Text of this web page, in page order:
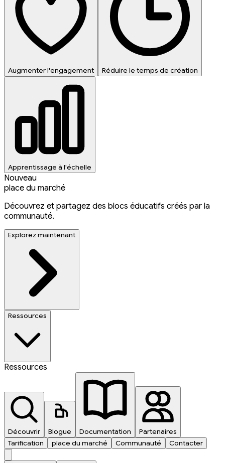
Augmenter l'engagement Réduire le temps de création
Apprentissage à l'échelle
Nouveau
place du marché
Découvrez et partagez des blocs éducatifs créés par la
communauté.
Explorez maintenant
Ressources
Ressources
Découvrir Blogue Documentation
Partenaires
Tarification
place du marché Communauté Contacter